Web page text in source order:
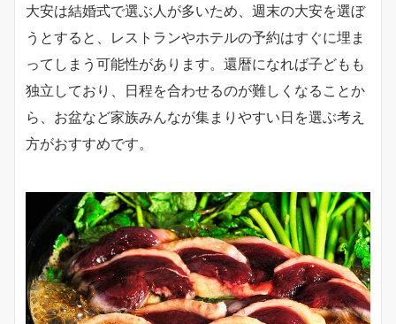
大安は結婚式で選ぶ人が多いため、週末の大安を選ぼ
うとすると、レストランやホテルの予約はすぐに埋ま
ってしまう可能性があります。還暦になれば子どもも
独立しており、日程を合わせるのが難しくなることか
ら、お盆など家族みんなが集まりやすい日を選ぶ考え
方がおすすめです。